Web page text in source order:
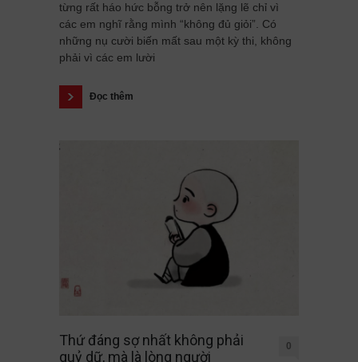
từng rất háo hức bỗng trở nên lặng lẽ chỉ vì
các em nghĩ rằng mình “không đủ giỏi”. Có
những nụ cười biến mất sau một kỳ thi, không
phải vì các em lười
Đọc thêm
Thứ đáng sợ nhất không phải
quỷ dữ, mà là lòng người
0